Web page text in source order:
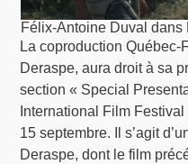
Félix-Antoine Duval
La coproduction
Deraspe, aura droit à sa
section « Special
International Film
15 septembre. Il s’agit
Deraspe, dont le film